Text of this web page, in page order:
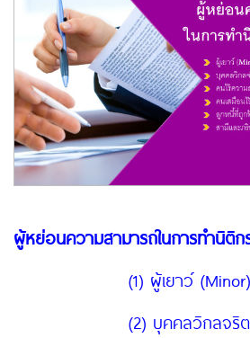
ผู้หย่อนความสามารถในการทำนิ
(1) ผู้เยาว์ (Minor)
(2) บุคคลวิกลจริต